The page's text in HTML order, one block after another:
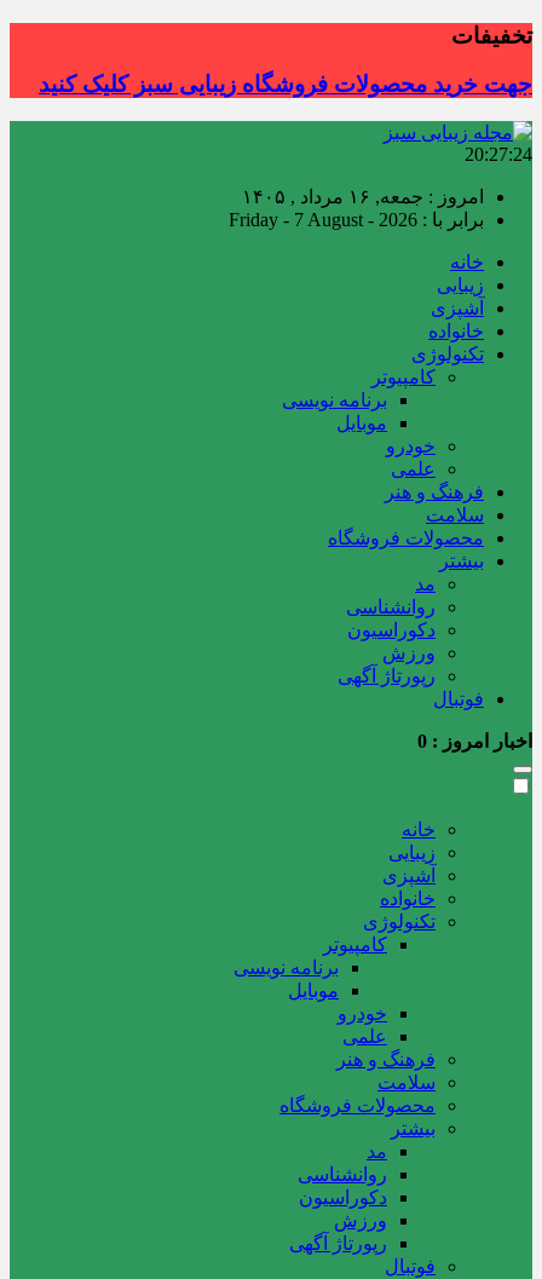
تخفیفات
جهت خرید محصولات فروشگاه زیبایی سبز کلیک کنید
20:27:26
امروز : جمعه, ۱۶ مرداد , ۱۴۰۵
برابر با : Friday - 7 August - 2026
خانه
زیبایی
آشپزی
خانواده
تکنولوژی
کامپیوتر
برنامه نویسی
موبایل
خودرو
علمی
فرهنگ و هنر
سلامت
محصولات فروشگاه
بیشتر
مد
روانشناسی
دکوراسیون
ورزش
رپورتاژ آگهی
فوتبال
اخبار امروز : 0
خانه
زیبایی
آشپزی
خانواده
تکنولوژی
کامپیوتر
برنامه نویسی
موبایل
خودرو
علمی
فرهنگ و هنر
سلامت
محصولات فروشگاه
بیشتر
مد
روانشناسی
دکوراسیون
ورزش
رپورتاژ آگهی
فوتبال